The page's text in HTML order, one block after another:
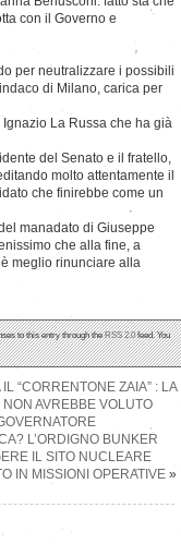
con il Governo e
per neutralizzare i possibili
di Milano, carica per
La Russa che ha già
del Senato e il fratello,
molto attentamente il
che finirebbe come un
manadato di Giuseppe
che alla fine, a
meglio rinunciare alla
to this entry through theRSS 2.0feed. You
“CORRENTONE ZAIA” : LA
AVREBBE VOLUTO
L’ORDIGNO BUNKER
IL SITO NUCLEARE
IN MISSIONI OPERATIVE »